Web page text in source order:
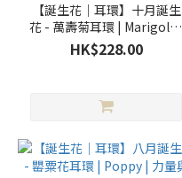
【誕生花｜耳環】十月誕生
花 - 萬壽菊耳環 | Marigold |
健康與熱情
HK$228.00